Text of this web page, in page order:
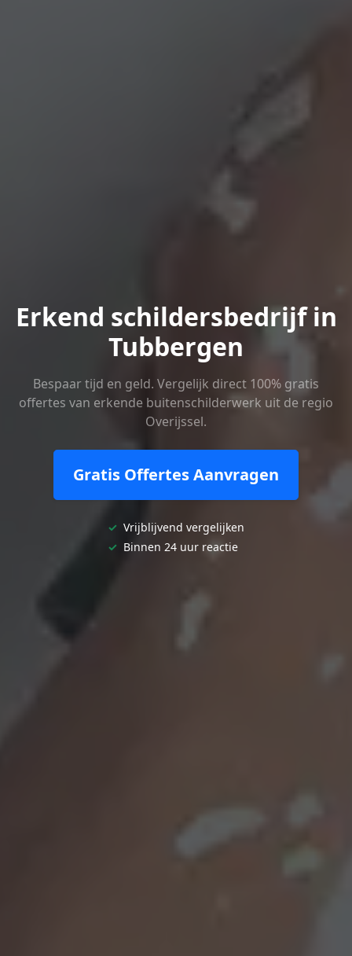
Erkend schildersbedrijf in
Tubbergen
Bespaar tijd en geld. Vergelijk direct 100% gratis
offertes van erkende buitenschilderwerk uit de regio
Overijssel.
Gratis Offertes Aanvragen
✓ Vrijblijvend vergelijken
✓ Binnen 24 uur reactie